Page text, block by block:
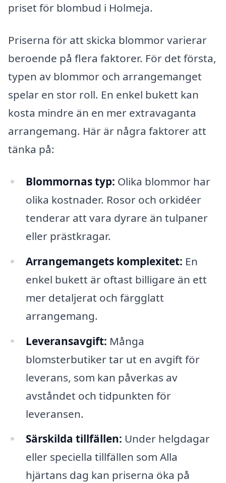
priset för blombud i Holmeja.
Priserna för att skicka blommor varierar
beroende på flera faktorer. För det första,
typen av blommor och arrangemanget
spelar en stor roll. En enkel bukett kan
kosta mindre än en mer extravaganta
arrangemang. Här är några faktorer att
tänka på:
Blommornas typ: Olika blommor har
olika kostnader. Rosor och orkidéer
tenderar att vara dyrare än tulpaner
eller prästkragar.
Arrangemangets komplexitet: En
enkel bukett är oftast billigare än ett
mer detaljerat och färgglatt
arrangemang.
Leveransavgift: Många
blomsterbutiker tar ut en avgift för
leverans, som kan påverkas av
avståndet och tidpunkten för
leveransen.
Särskilda tillfällen: Under helgdagar
eller speciella tillfällen som Alla
hjärtans dag kan priserna öka på